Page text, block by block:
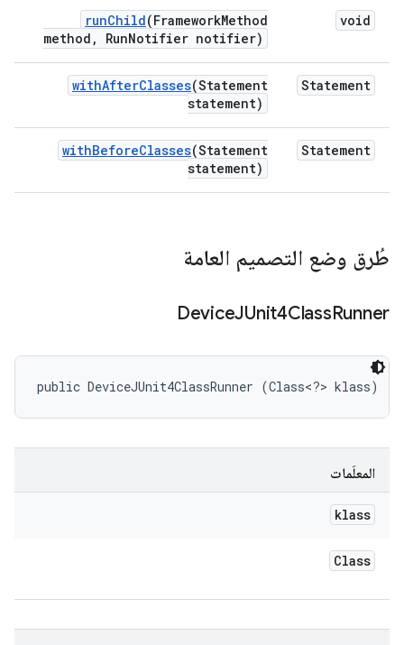
void
runChild(FrameworkMethod
method , RunNotifier notifier)
Statement
withAfterClasses(Statement
statement)
Statement
withBeforeClasses(Statement
statement)
طُرق وضع التصميم العامة
DeviceJUnit4ClassRunner
public DeviceJUnit4ClassRunner (Class<?> klass)
المعلَمات
klass
Class